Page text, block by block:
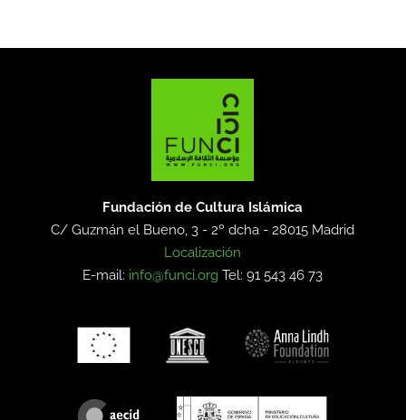
Fundación de Cultura Islámica
C/ Guzmán el Bueno, 3 - 2º dcha -28015 Madrid
Localización
E-mail: info@funci.org Tel: 91 543 46 73